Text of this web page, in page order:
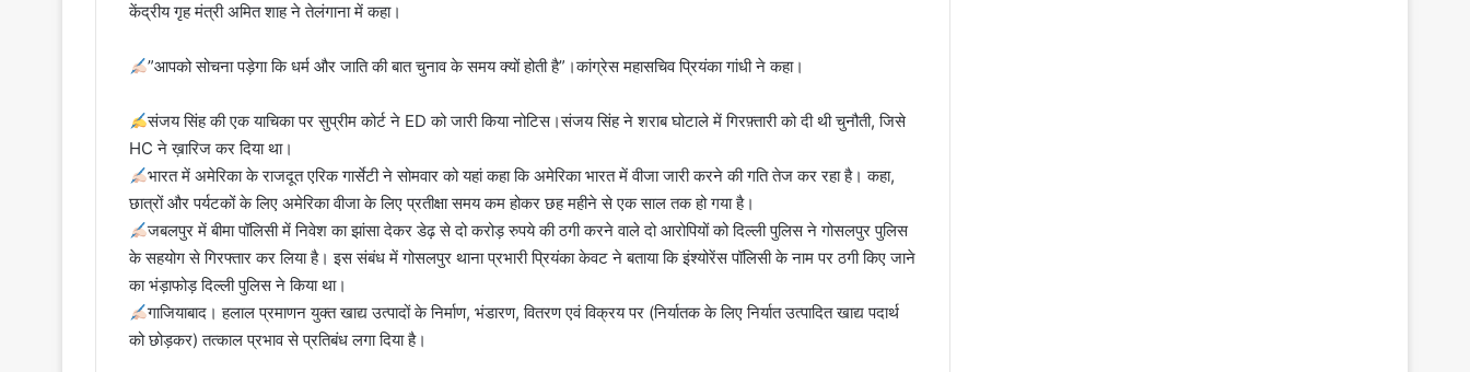
केंद्रीय गृह मंत्री अमित शाह ने तेलंगाना में कहा।
”आपको सोचना पड़ेगा कि धर्म और जाति की बात चुनाव के समय क्यों होती है”।कांग्रेस महासचिव प्रियंका गांधी ने कहा।
संजय सिंह की एक याचिका पर सुप्रीम कोर्ट ने ED को जारी किया नोटिस।संजय सिंह ने शराब घोटाले में गिरफ़्तारी को दी थी चुनौती, जिसे
HC ने ख़ारिज कर दिया था।
भारत में अमेरिका के राजदूत एरिक गार्सेटी ने सोमवार को यहां कहा कि अमेरिका भारत में वीजा जारी करने की गति तेज कर रहा है। कहा,
छात्रों और पर्यटकों के लिए अमेरिका वीजा के लिए प्रतीक्षा समय कम होकर छह महीने से एक साल तक हो गया है।
जबलपुर में बीमा पॉलिसी में निवेश का झांसा देकर डेढ़ से दो करोड़ रुपये की ठगी करने वाले दो आरोपियों को दिल्ली पुलिस ने गोसलपुर पुलिस
के सहयोग से गिरफ्तार कर लिया है। इस संबंध में गोसलपुर थाना प्रभारी प्रियंका केवट ने बताया कि इंश्योरेंस पॉलिसी के नाम पर ठगी किए जाने
का भंड़ाफोड़ दिल्ली पुलिस ने किया था।
गाजियाबाद। हलाल प्रमाणन युक्त खाद्य उत्पादों के निर्माण, भंडारण, वितरण एवं विक्रय पर (निर्यातक के लिए निर्यात उत्पादित खाद्य पदार्थ
को छोड़कर) तत्काल प्रभाव से प्रतिबंध लगा दिया है।